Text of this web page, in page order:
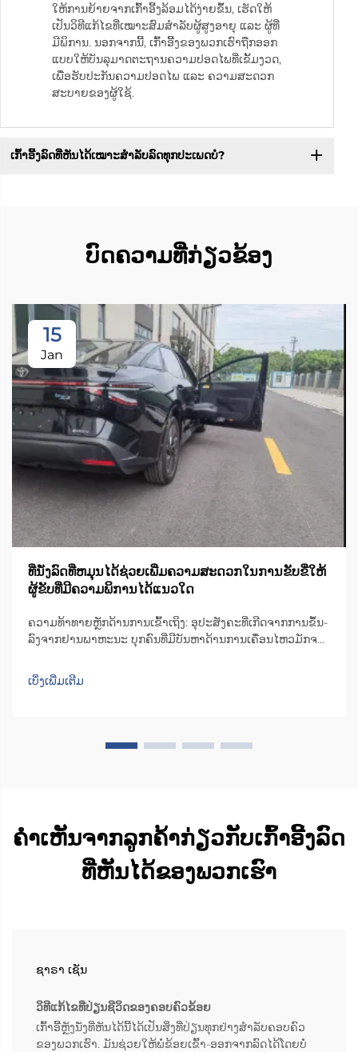
ໃຫ້ການຍ້າຍຈາກເກົ້າອີ້ງລ້ອມໄດ້ງ່າຍຂຶ້ນ, ເຮັດໃຫ້
ເປັນວິທີແກ້ໄຂທີ່ເໝາະສົມສຳລັບຜູ້ສູງອາຍຸ ແລະ ຜູ້ທີ່
ມີພິການ. ນອກຈາກນີ້, ເກົ້າອີ້ງຂອງພວກເຮົາຖືກອອກ
ແບບໃຫ້ບັນລຸມາດຕະຖານຄວາມປອດໄພທີ່ເຂັ້ມງວດ,
ເພື່ອຮັບປະກັນຄວາມປອດໄພ ແລະ ຄວາມສະດວກ
ສະບາຍຂອງຜູ້ໃຊ້.
ເກົ້າອີ້ງລົດທີ່ຫັນໄດ້ເໝາະສຳລັບລົດທຸກປະເພດບໍ?
ບົດຄວາມທີ່ກ່ຽວຂ້ອງ
15
Jan
ທີ່ນັ່ງລົດທີ່ຫມຸນໄດ້ຊ່ວຍເພີ່ມຄວາມສະດວກໃນການຂັບຂີ່ໃຫ້
ຜູ້ຂັບທີ່ມີຄວາມພິການໄດ້ແນວໃດ
ຄວາມທ້າທາຍຫຼັກດ້ານການເຂົ້າເຖິງ: ອຸປະສັງຄະທີ່ເກີດຈາກການຂຶ້ນ-
ລົງຈາກຢານພາຫະນະ ບຸກຄົນທີ່ມີບັນຫາດ້ານການເຄື່ອນໄຫວມັກຈະ
ດ້ານໃນຂອງລົດສ່ວນຫຼາຍບໍ່ພຽງພໍ, ສົ່ງຜົນໃຫ້ຜູ້ໃຊ້ຕ້ອງບີບຕົວ ຫຼື ຕື່ນ
ເທິງ...
ເບິ່ງເພີ່ມເຕີມ
ຄຳເຫັນຈາກລູກຄ້າກ່ຽວກັບເກົ້າອີ້ງລົດ
ທີ່ຫັນໄດ້ຂອງພວກເຮົາ
ຊາຣາ ເຊັນ
ວິທີແກ້ໄຂທີ່ປ່ຽນຊີວິດຂອງຄອບຄົວຂ້ອຍ
ເກົ້າອີ້ຫຼັງນັ່ງທີ່ຫັນໄດ້ນີ້ໄດ້ເປັນສິ່ງທີ່ປ່ຽນທຸກຢ່າງສຳລັບຄອບຄົວ
ຂອງພວກເຮົາ. ມັນຊ່ວຍໃຫ້ພໍ່ຂ້ອຍເຂົ້າ-ອອກຈາກລົດໄດ້ໂດຍບໍ່